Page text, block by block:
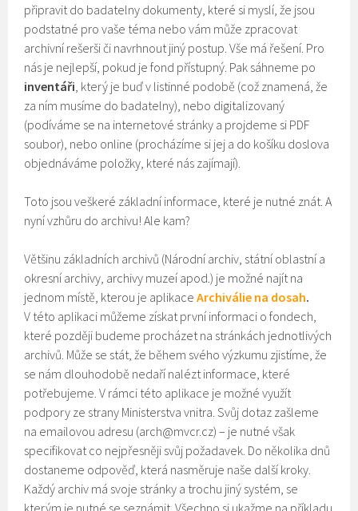
připravit do badatelny dokumenty, které si myslí, že jsou
podstatné pro vaše téma nebo vám může zpracovat
archivní rešerši či navrhnout jiný postup. Vše má řešení. Pro
nás je nejlepší, pokud je fond přístupný. Pak sáhneme po
inventáři, který je buď v listinné podobě (což znamená, že
za ním musíme do badatelny), nebo digitalizovaný
(podíváme se na internetové stránky a projdeme si PDF
soubor), nebo online (procházíme si jej a do košíku doslova
objednáváme položky, které nás zajímají).
Toto jsou veškeré základní informace, které je nutné znát. A
nyní vzhůru do archivu! Ale kam?
Většinu základních archivů (Národní archiv, státní oblastní a
okresní archivy, archivy muzeí apod.) je možné najít na
jednom místě, kterou je aplikaceArchiválie na dosah.
V této aplikaci můžeme získat první informaci o fondech,
které později budeme procházet na stránkách jednotlivých
archivů. Může se stát, že během svého výzkumu zjistíme, že
se nám dlouhodobě nedaří nalézt informace, které
potřebujeme. V rámci této aplikace je možné využít
podpory ze strany Ministerstva vnitra. Svůj dotaz zašleme
na emailovou adresu (arch@mvcr.cz) – je nutné však
specifikovat co nejpřesněji svůj požadavek. Do několika dnů
dostaneme odpověď, která nasměruje naše další kroky.
Každý archiv má svoje stránky a trochu jiný systém, se